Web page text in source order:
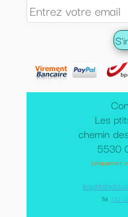
Les
chemin
5530
(uniquement
Tel: +32